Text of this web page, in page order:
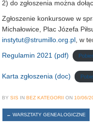
2) do zgłoszenia można
Zgłoszenie konkursowe w
Michałowice, Plac Józefa
instytut@strumillo.org.pl , w
Regulamin 2021 (pdf)
Karta zgłoszenia (doc)
BY SIS IN BEZ KATEGORII ON 10/06/
← WARSZTATY GENEALOGICZNE